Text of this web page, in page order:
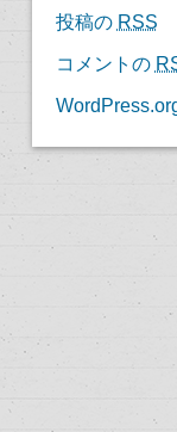
投稿の RSS
コメントの